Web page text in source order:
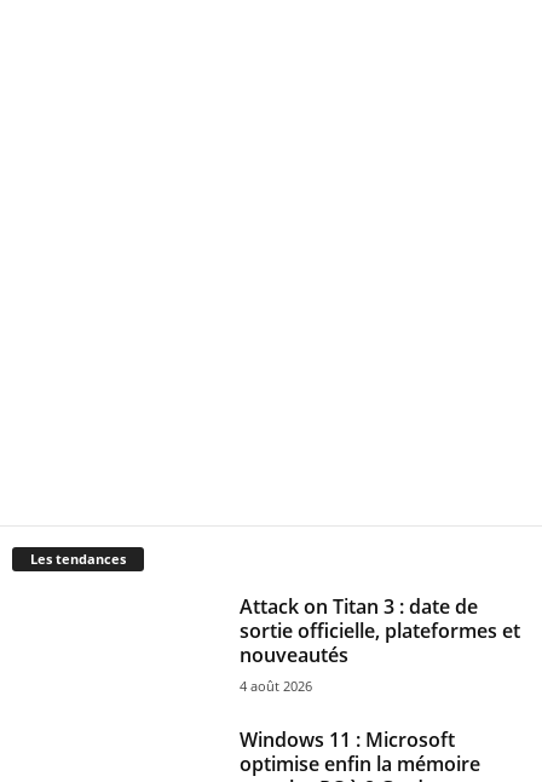
Les tendances
Attack on Titan 3 : date de
sortie officielle, plateformes et
nouveautés
4 août 2026
Windows 11 : Microsoft
optimise enfin la mémoire